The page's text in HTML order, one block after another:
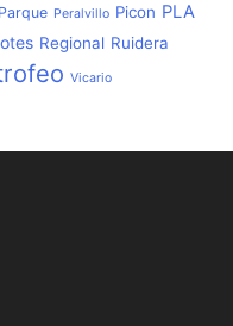
Parque Peralvillo Picon PLA
Regional Ruidera
Vicario